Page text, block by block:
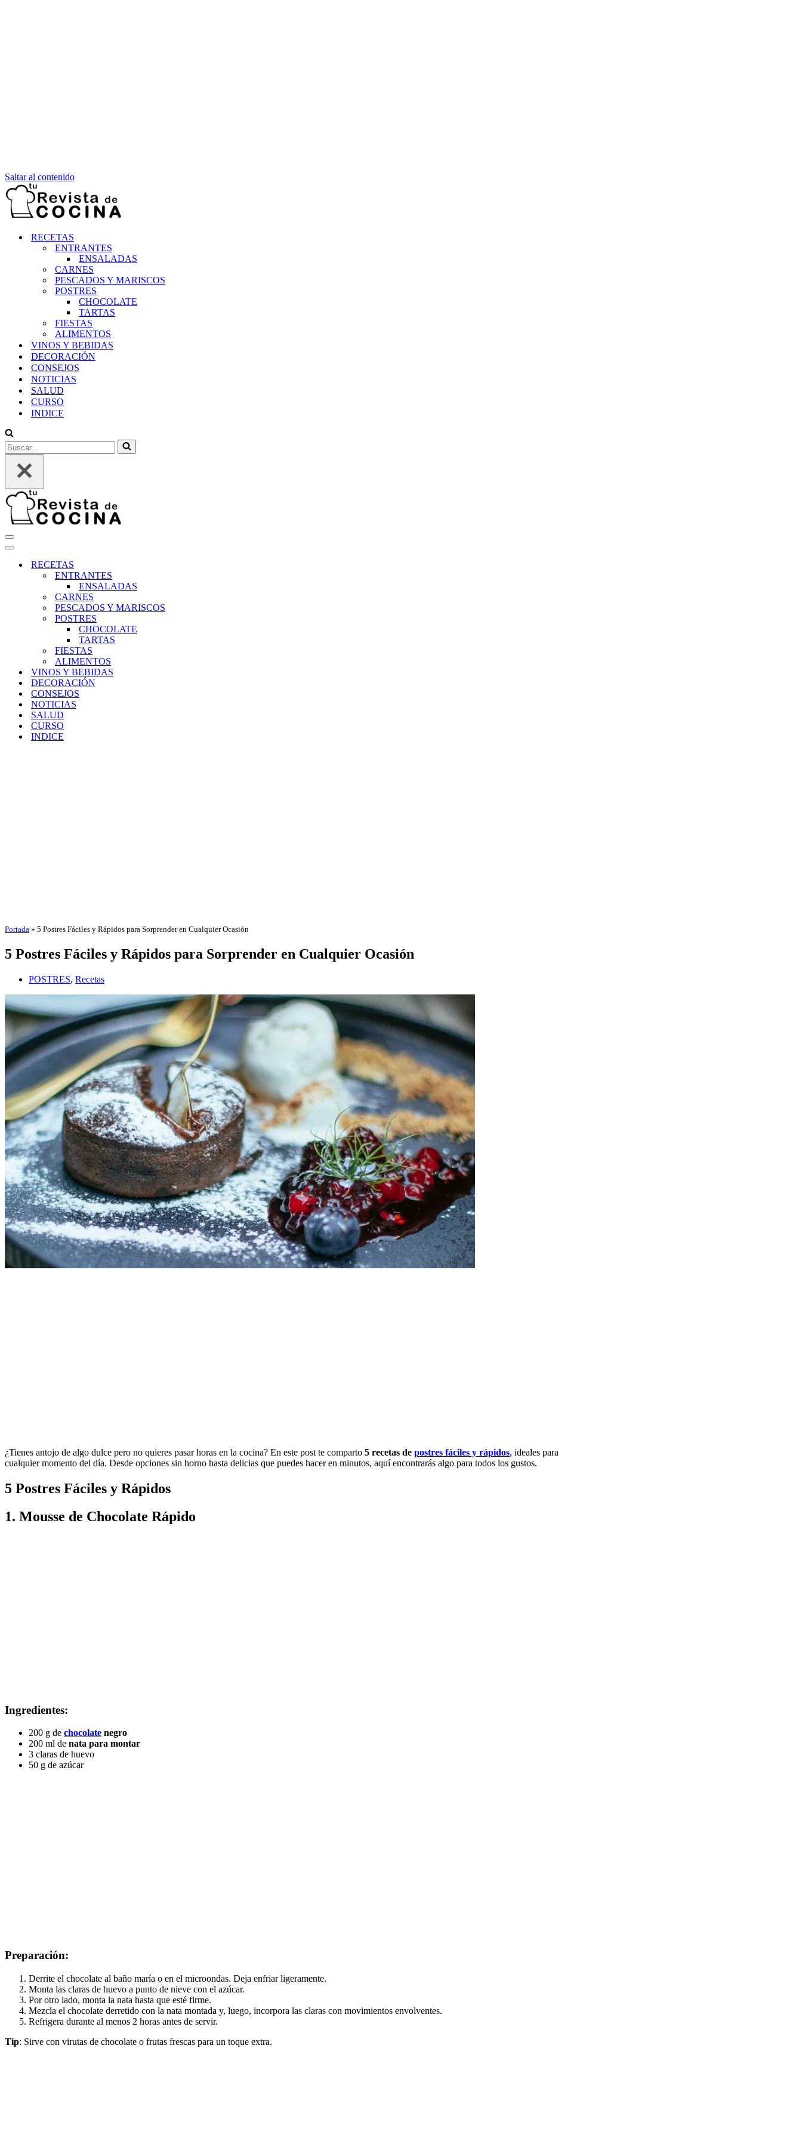
Saltar al contenido
RECETAS
ENTRANTES
ENSALADAS
CARNES
PESCADOS Y MARISCOS
POSTRES
CHOCOLATE
TARTAS
FIESTAS
ALIMENTOS
VINOS Y BEBIDAS
DECORACIÓN
CONSEJOS
NOTICIAS
SALUD
CURSO
INDICE
Buscar...
Menú
de
Menú
navegaciónRECETAS
ENTRANTES
ENSALADAS
CARNES
PESCADOS Y MARISCOS
POSTRES
CHOCOLATE
TARTAS
FIESTAS
ALIMENTOS
VINOS Y BEBIDAS
DECORACIÓN
CONSEJOS
NOTICIAS
SALUD
CURSO
INDICE
Portada » 5 Postres Fáciles y Rápidos para Sorprender en Cualquier Ocasión
5 Postres Fáciles y Rápidos para Sorprender en Cualquier Ocasión
POSTRES, Recetas
¿Tienes antojo de algo dulce pero no quieres pasar horas en la cocina? En este post te comparto 5 recetas de postres fáciles y rápidos, ideales para
cualquier momento del día. Desde opciones sin horno hasta delicias que puedes hacer en minutos, aquí encontrarás algo para todos los gustos.
5 Postres Fáciles y Rápidos
1. Mousse de Chocolate Rápido
Ingredientes:
200 g de chocolate negro
200 ml de nata para montar
3 claras de huevo
50 g de azúcar
Preparación:
Derrite el chocolate al baño maría o en el microondas. Deja enfriar ligeramente.
Monta las claras de huevo a punto de nieve con el azúcar.
Por otro lado, monta la nata hasta que esté firme.
Mezcla el chocolate derretido con la nata montada y, luego, incorpora las claras con movimientos envolventes.
Refrigera durante al menos 2 horas antes de servir.
Tip: Sirve con virutas de chocolate o frutas frescas para un toque extra.